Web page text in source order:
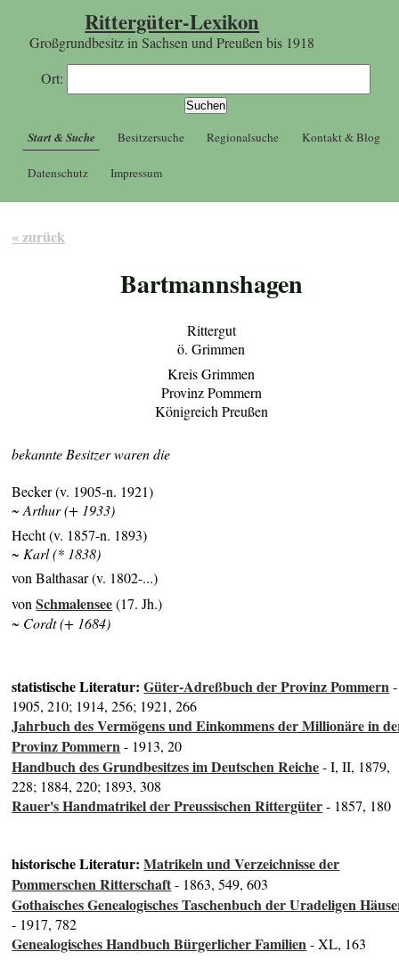
Rittergüter-Lexikon
Großgrundbesitz in Sachsen und Preußen bis 1918
Ort:
Start & Suche Besitzersuche Regionalsuche Kontakt & Blog
Datenschutz Impressum
« zurück
Bartmannshagen
Rittergut
ö. Grimmen
Kreis Grimmen
Provinz Pommern
Königreich Preußen
bekannte Besitzer waren die
Becker (v. 1905-n. 1921)
~ Arthur (+ 1933)
Hecht (v. 1857-n. 1893)
~ Karl (* 1838)
von Balthasar (v. 1802-...)
vonSchmalensee(17. Jh.)
~ Cordt (+ 1684)
statistische Literatur:Güter-Adreßbuch der Provinz Pommern-
1905, 210; 1914, 256; 1921, 266
Jahrbuch des Vermögens und Einkommens der Millionäre in
Provinz Pommern- 1913, 20
Handbuch des Grundbesitzes im Deutschen Reiche- I, II, 1879,
228; 1884, 220; 1893, 308
Rauer's Handmatrikel der Preussischen Rittergüter- 1857, 180
historische Literatur:Matrikeln und Verzeichnisse der
Pommerschen Ritterschaft- 1863, 549, 603
Gothaisches Genealogisches Taschenbuch der Uradeligen
- 1917, 782
Genealogisches Handbuch Bürgerlicher Familien- XL, 163